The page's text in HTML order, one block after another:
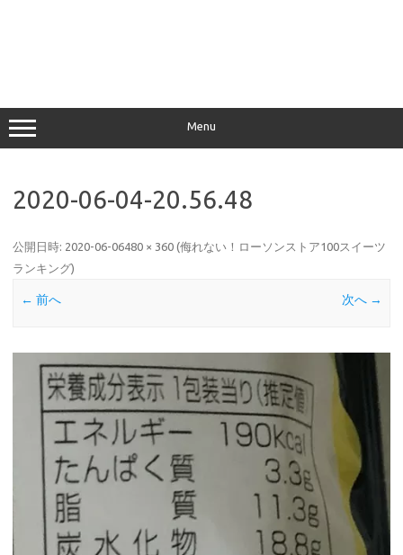
Menu
2020-06-04-20.56.48
公開日時: 2020-06-06480 × 360 (侮れない！ローソンストア100スイーツ
ランキング)
← 前へ 次へ →